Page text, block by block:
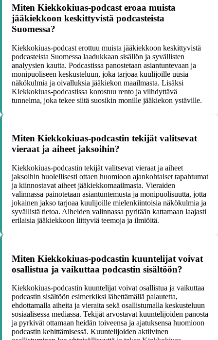
Miten Kiekkokiuas-podcast eroaa muista
jääkiekkoon keskittyvistä podcasteista
Suomessa?
Kiekkokiuas-podcast erottuu muista jääkiekkoon keskittyvistä
podcasteista Suomessa laadukkaan sisällön ja syvällisten
analyysien kautta. Podcastissa panostetaan asiantuntevaan ja
monipuoliseen keskusteluun, joka tarjoaa kuulijoille uusia
näkökulmia ja oivalluksia jääkiekon maailmasta. Lisäksi
Kiekkokiuas-podcastissa korostuu rento ja viihdyttävä
tunnelma, joka tekee siitä suosikin monille jääkiekon ystäville.
Miten Kiekkokiuas-podcastin tekijät valitsevat
vieraat ja aiheet jaksoihin?
Kiekkokiuas-podcastin tekijät valitsevat vieraat ja aiheet
jaksoihin huolellisesti ottaen huomioon ajankohtaiset tapahtumat
ja kiinnostavat aiheet jääkiekkomaailmasta. Vieraiden
valinnassa painotetaan asiantuntemusta ja monipuolisuutta, jotta
jokainen jakso tarjoaa kuulijoille mielenkiintoisia näkökulmia ja
syvällistä tietoa. Aiheiden valinnassa pyritään kattamaan laajasti
erilaisia jääkiekkoon liittyviä teemoja ja ilmiöitä.
Miten Kiekkokiuas-podcastin kuuntelijat voivat
osallistua ja vaikuttaa podcastin sisältöön?
Kiekkokiuas-podcastin kuuntelijat voivat osallistua ja vaikuttaa
podcastin sisältöön esimerkiksi lähettämällä palautetta,
ehdottamalla aiheita ja vieraita sekä osallistumalla keskusteluun
sosiaalisessa mediassa. Tekijät arvostavat kuuntelijoiden panosta
ja pyrkivät ottamaan heidän toiveensa ja ajatuksensa huomioon
podcastin kehittämisessä. Kuuntelijoiden aktiivinen